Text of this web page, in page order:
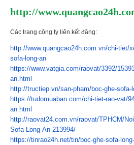
http://
Các trang công ty liên kết đăng:
http://www.quangcao24h.com.vn/chi-tiet/
sofa-long-an
https://www.vatgia.com/raovat/3392/
an.html
http://tructiep.vn/san-pham/boc-ghe-sofa-
https://tudomuaban.com/chi-tiet-rao-vat/
an.html
http://raovat24.com.vn/raovat/TPHCM/
Sofa-Long-An-213994/
https://tinrao24h.net/tin/boc-ghe-sofa-